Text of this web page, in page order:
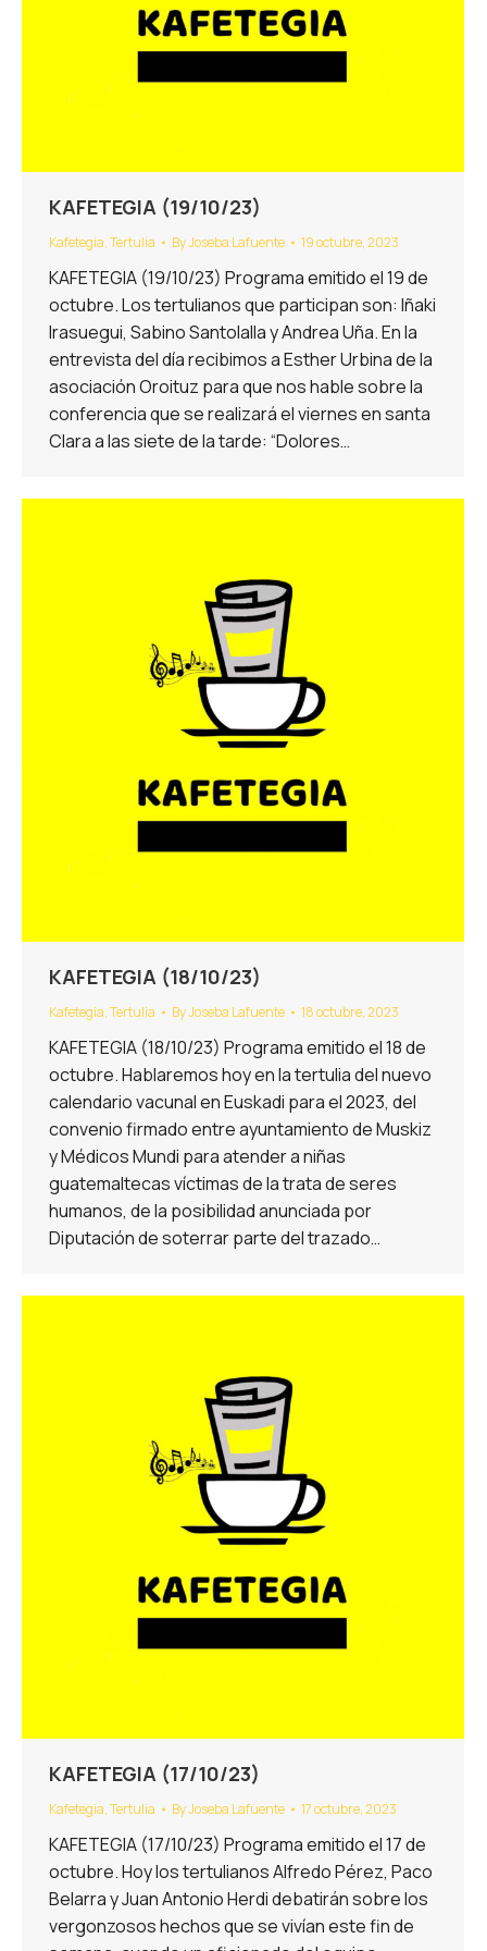
KAFETEGIA (19/10/23)
Kafetegia,Tertulia ByJoseba Lafuente 19 octubre, 2023
KAFETEGIA (19/10/23) Programa emitido el 19 de
octubre. Los tertulianos que participan son: Iñaki
Irasuegui, Sabino Santolalla y Andrea Uña. En la
entrevista del día recibimos a Esther Urbina de la
asociación Oroituz para que nos hable sobre la
conferencia que se realizará el viernes en santa
Clara a las siete de la tarde: “Dolores…
KAFETEGIA (18/10/23)
Kafetegia,Tertulia ByJoseba Lafuente 18 octubre, 2023
KAFETEGIA (18/10/23) Programa emitido el 18 de
octubre. Hablaremos hoy en la tertulia del nuevo
calendario vacunal en Euskadi para el 2023, del
convenio firmado entre ayuntamiento de Muskiz
y Médicos Mundi para atender a niñas
guatemaltecas víctimas de la trata de seres
humanos, de la posibilidad anunciada por
Diputación de soterrar parte del trazado…
KAFETEGIA (17/10/23)
Kafetegia,Tertulia ByJoseba Lafuente 17 octubre, 2023
KAFETEGIA (17/10/23) Programa emitido el 17 de
octubre. Hoy los tertulianos Alfredo Pérez, Paco
Belarra y Juan Antonio Herdi debatirán sobre los
vergonzosos hechos que se vivían este fin de